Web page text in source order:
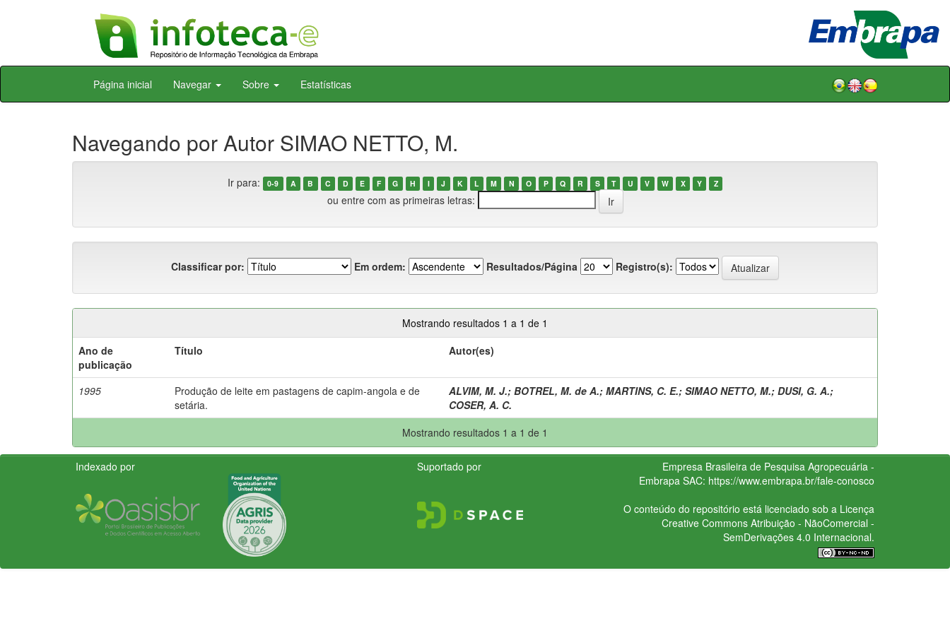
Skip
Página inicial Navegar Sobre Estatísticas
Navegando por Autor SIMAO NETTO, M.
Ir para: 0-9 A B C D E F G H I J K L M N O P Q R S T U V W X Y Z
ou entre com as primeiras letras:
Classificar por: Em ordem: Resultados/Página Registro(s):
Mostrando resultados 1 a 1 de 1
Ano de
publicação
Título Autor(es)
1995
Produção de leite em pastagens de capim-angola e de
setária.
ALVIM, M. J.; BOTREL, M. de A.; MARTINS, C. E.; SIMAO NETTO, M.; DUSI, G. A.;
COSER, A. C.
Mostrando resultados 1 a 1 de 1
Indexado por Suportado por
Empresa Brasileira de Pesquisa Agropecuária -
Embrapa SAC: https://www.embrapa.br/fale-conosco
O conteúdo do repositório está licenciado sob a Licença
Creative CommonsAtribuição - NãoComercial -
SemDerivações 4.0 Internacional.